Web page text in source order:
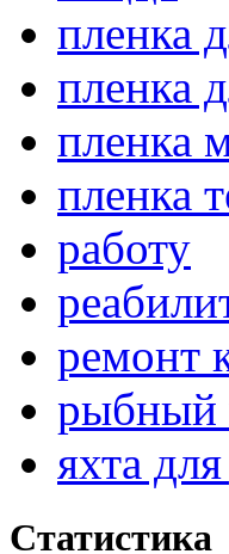
пленка
пленка
пленка
пленка
работу
ремонт
рыбный
яхта
Статистика